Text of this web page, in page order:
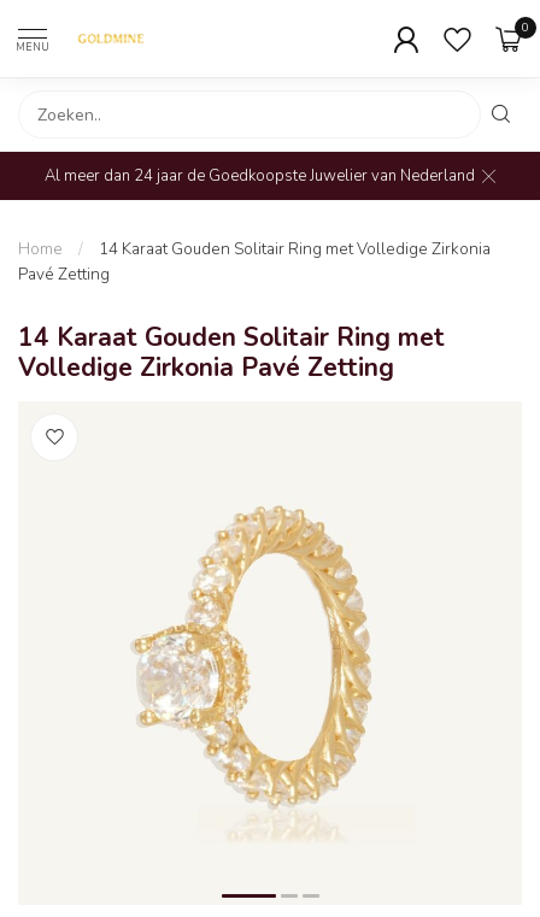
MENU
0
Al meer dan 24 jaar de Goedkoopste Juwelier van Nederland
Home /
14 Karaat Gouden Solitair Ring met Volledige Zirkonia
Pavé Zetting
14 Karaat Gouden Solitair Ring met
Volledige Zirkonia Pavé Zetting